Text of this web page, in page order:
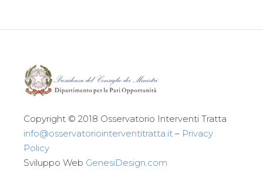
Copyright © 2018 Osservatorio Interventi Tratta
info@osservatoriointerventitratta.it – Privacy
Policy
Sviluppo Web GenesiDesign.com